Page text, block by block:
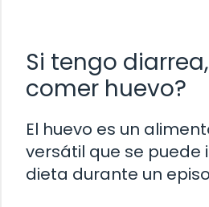
Si tengo
comer huevo?
El huevo es un
versátil que se puede
dieta durante un